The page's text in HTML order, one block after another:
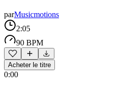
parMusicmotions
2:05
90 BPM
Acheter le titre
0:00